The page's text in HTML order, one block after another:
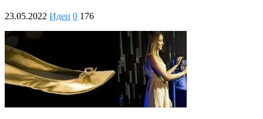
23.05.2022 Идеи 0 176